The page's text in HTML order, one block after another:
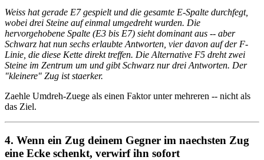
Weiss hat gerade E7 gespielt und die gesamte E-Spalte durchfegt,
wobei drei Steine auf einmal umgedreht wurden. Die
hervorgehobene Spalte (E3 bis E7) sieht dominant aus -- aber
Schwarz hat nun sechs erlaubte Antworten, vier davon auf der F-
Linie, die diese Kette direkt treffen. Die Alternative F5 dreht zwei
Steine im Zentrum um und gibt Schwarz nur drei Antworten. Der
"kleinere" Zug ist staerker.
Zaehle Umdreh-Zuege als einen Faktor unter mehreren -- nicht als
das Ziel.
4. Wenn ein Zug deinem Gegner im naechsten Zug
eine Ecke schenkt, verwirf ihn sofort